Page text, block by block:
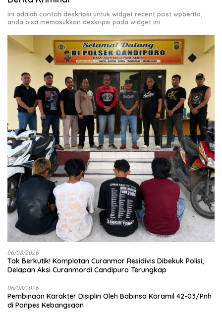
Ini adalah contoh deskripsi untuk widget recent post wpberita,
anda bisa memasukkan deskripsi pada widget ini.
06/08/2026
Tak Berkutik! Komplotan Curanmor Residivis Dibekuk Polisi,
Delapan Aksi Curanmordi Candipuro Terungkap
06/08/2026
Pembinaan Karakter Disiplin Oleh Babinsa Koramil 42-03/Pnh
di Ponpes Kebangsaan